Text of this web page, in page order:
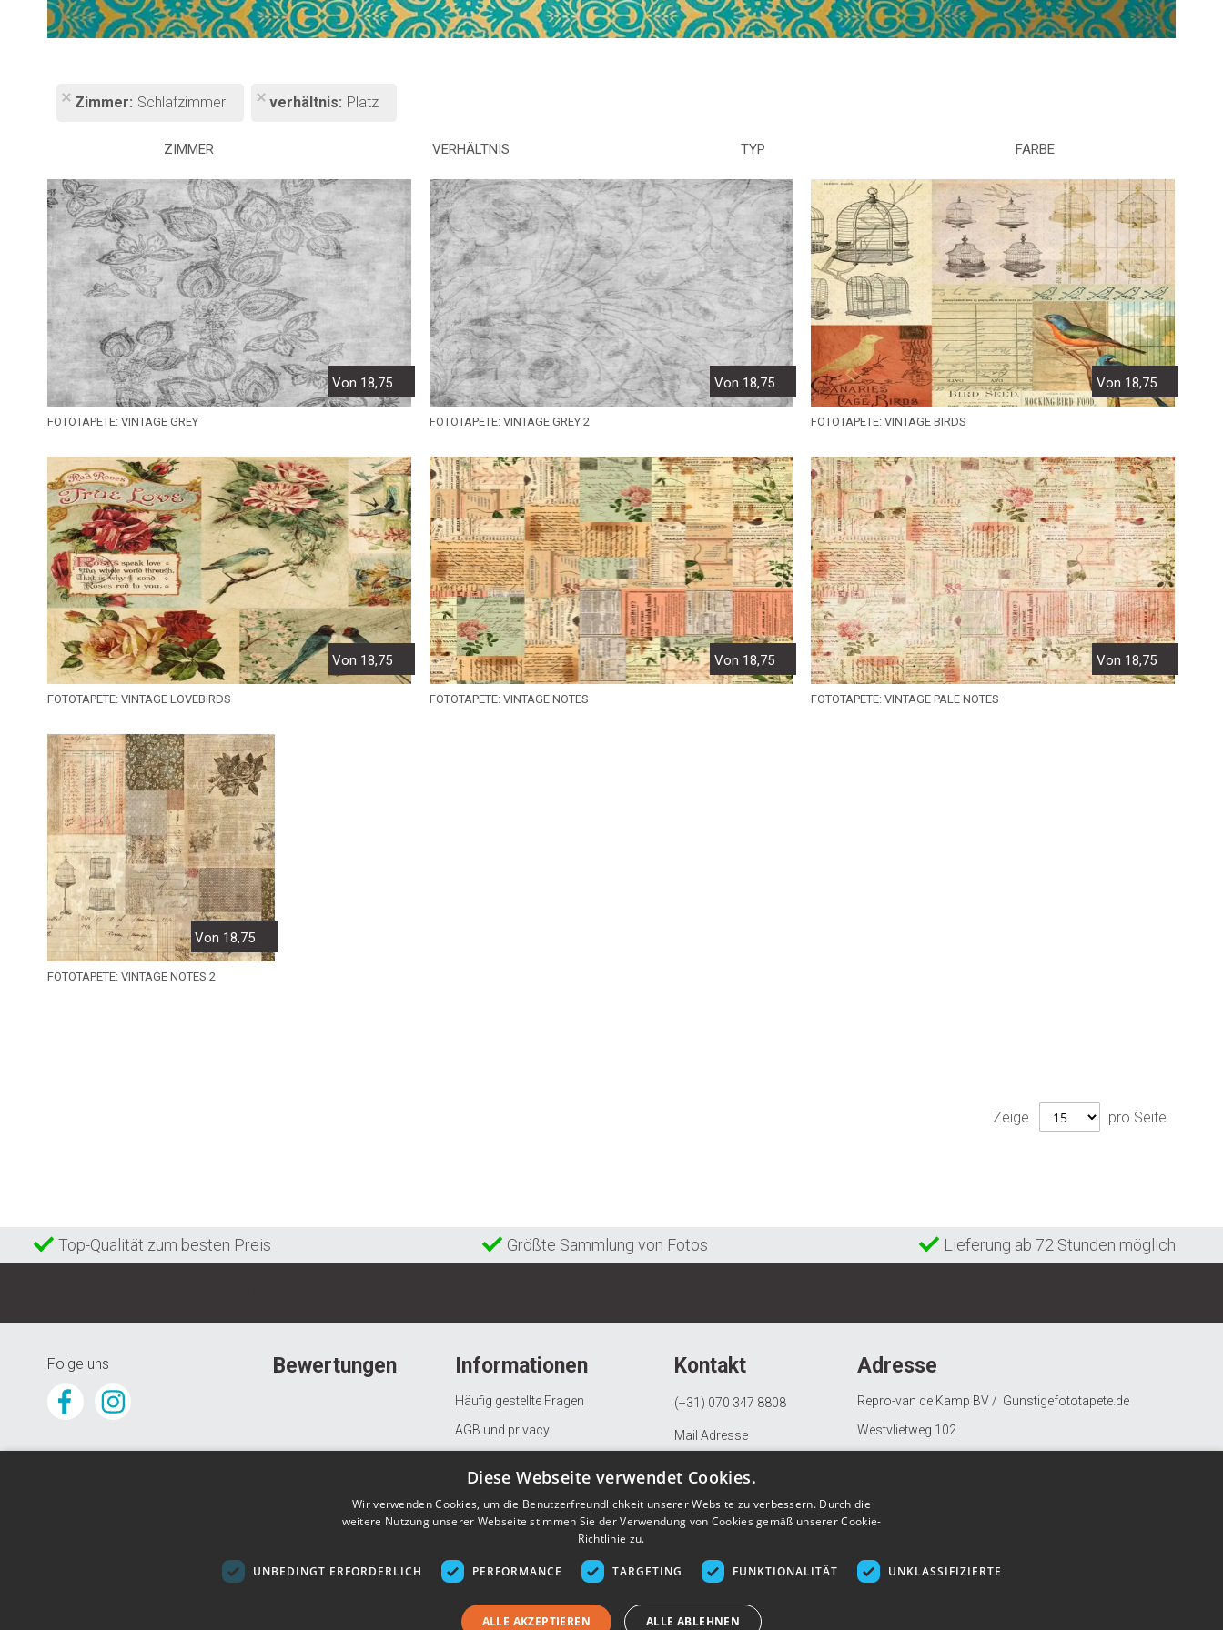
Zimmer Schlafzimmer verhältnis Platz
ZIMMER VERHÄLTNIS TYP FARBE
Von 18,75
FOTOTAPETE: VINTAGE GREY
Von 18,75
FOTOTAPETE: VINTAGE GREY 2
Von 18,75
FOTOTAPETE: VINTAGE BIRDS
Von 18,75
FOTOTAPETE: VINTAGE LOVEBIRDS
Von 18,75
FOTOTAPETE: VINTAGE NOTES
Von 18,75
FOTOTAPETE: VINTAGE PALE NOTES
Von 18,75
FOTOTAPETE: VINTAGE NOTES 2
Zeige pro Seite
Top-Qualität zum besten Preis Größte Sammlung von Fotos Lieferung ab 72 Stunden möglich
Folge uns Bewertungen Informationen
Häufig gestellte Fragen
AGB und privacy
Widerrufs- und Rückgaberecht
Datenschutzerklärung
Über Gunstigefototapete.de
Kontakt
(+31) 070 347 8808
Mail Adresse
KVK: 97082163
BTW: NL867903685B01
Adresse
Repro-van de Kamp BV / Gunstigefototapete.de
Westvlietweg 102
Diese Webseite verwendet Cookies.
Wir verwenden Cookies, um die Benutzerfreundlichkeit unserer Website zu verbessern. Durch die
weitere Nutzung unserer Webseite stimmen Sie der Verwendung von Cookies gemäß unserer Cookie-
Richtlinie zu.
UNBEDINGT ERFORDERLICH PERFORMANCE TARGETING FUNKTIONALITÄT UNKLASSIFIZIERTE
ALLE AKZEPTIEREN ALLE ABLEHNEN